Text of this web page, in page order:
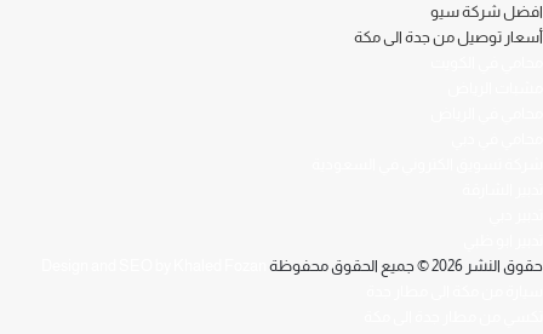
افضل شركة سيو
أسعار توصيل من جدة الى مكة
حقوق النشر 2026 © جميع الحقوق محفوظة